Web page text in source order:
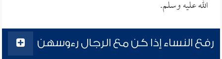
الله عليه وسلم.
رفع النساء إذا كن مع الرجال رءوسهن